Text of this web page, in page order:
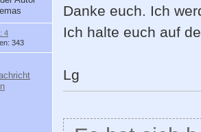
4
343
Danke euch. Ich
Ich halte euch auf
Lg